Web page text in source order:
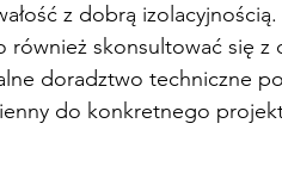
z dobrą izolacyjnością.
również skonsultować się z
doradztwo techniczne
do konkretnego